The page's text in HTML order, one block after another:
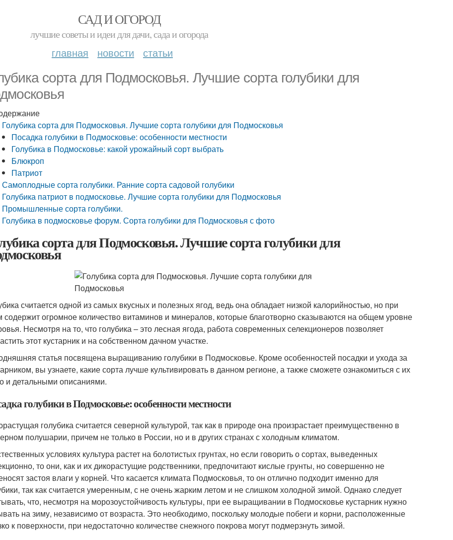
САД И ОГОРОД
лучшие советы и идеи для дачи, сада и огорода
главная новости статьи
сорта для Подмосковья. Лучшие сорта голубики для
Голубика сорта для Подмосковья. Лучшие сорта голубики для Подмосковья
Посадка голубики в Подмосковье: особенности местности
Голубика в Подмосковье: какой урожайный сорт выбрать
Блюкроп
Патриот
Самоплодные сорта голубики. Ранние сорта садовой голубики
Голубика патриот в подмосковье. Лучшие сорта голубики для Подмосковья
Промышленные сорта голубики.
Голубика в подмосковье форум. Сорта голубики для Подмосковья с фото
сорта для Подмосковья. Лучшие сорта голубики для
считается одной из самых вкусных и полезных ягод, ведь она обладает низкой калорийностью, но при
содержит огромное количество витаминов и минералов, которые благотворно сказываются на общем уровне
Несмотря на то, что голубика – это лесная ягода, работа современных селекционеров позволяет
этот кустарник и на собственном дачном участке.
статья посвящена выращиванию голубики в Подмосковье. Кроме особенностей посадки и ухода за
вы узнаете, какие сорта лучше культивировать в данном регионе, а также сможете ознакомиться с их
и детальными описаниями.
голубики в Подмосковье: особенности местности
голубика считается северной культурой, так как в природе она произрастает преимущественно в
полушарии, причем не только в России, но и в других странах с холодным климатом.
условиях культура растет на болотистых грунтах, но если говорить о сортах, выведенных
то они, как и их дикорастущие родственники, предпочитают кислые грунты, но совершенно не
застоя влаги у корней. Что касается климата Подмосковья, то он отлично подходит именно для
так как считается умеренным, с не очень жарким летом и не слишком холодной зимой. Однако следует
что, несмотря на морозоустойчивость культуры, при ее выращивании в Подмосковье кустарник нужно
на зиму, независимо от возраста. Это необходимо, поскольку молодые побеги и корни, расположенные
к поверхности, при недостаточно количестве снежного покрова могут подмерзнуть зимой.